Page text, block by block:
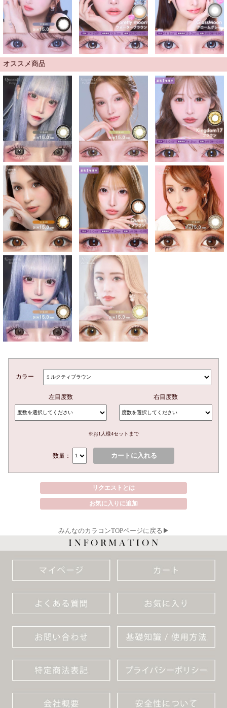
オススメ商品
カラー
左目度数 右目度数
※お1人様4セットまで
数量： カートに入れる
リクエストとは
お気に入りに追加
みんなのカラコンTOPページに戻る▶